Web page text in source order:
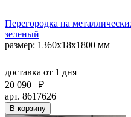
Перегородка на
зеленый
размер: 1360x18x1800 мм
доставка от 1 дня
20 090
₽
арт. 8617626
В корзину